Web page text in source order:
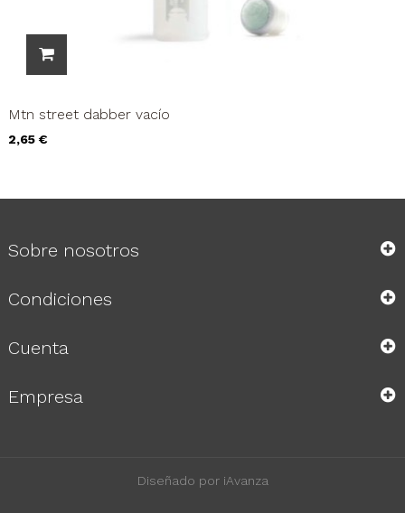
Mtn street dabber vacío
Precio
2,65 €
Sobre nosotros
Condiciones
Cuenta
Empresa
Diseñado por iAvanza